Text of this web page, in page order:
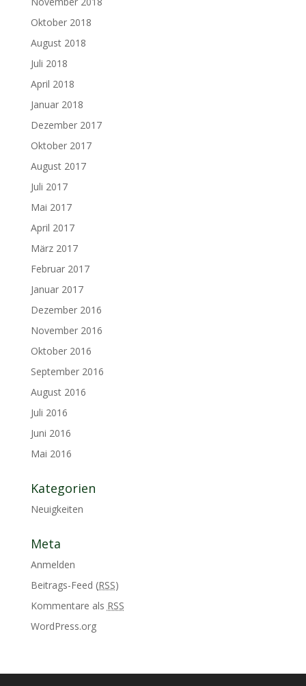
Oktober 2018
August 2018
Juli 2018
April 2018
Januar 2018
Dezember 2017
Oktober 2017
August 2017
Juli 2017
Mai 2017
April 2017
März 2017
Februar 2017
Januar 2017
Dezember 2016
November 2016
Oktober 2016
September 2016
August 2016
Juli 2016
Juni 2016
Mai 2016
Kategorien
Neuigkeiten
Meta
Anmelden
Beitrags-Feed (RSS)
Kommentare als RSS
WordPress.org